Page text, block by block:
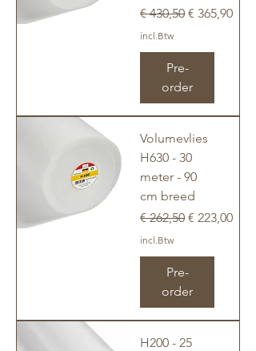
Normale prijs
€ 430,50 Verkoopprijs
€ 365,90
incl.Btw
Pre-
order
Volumevlies
H630 - 30
meter - 90
cm breed
Normale prijs
€ 262,50 Verkoopprijs
€ 223,00
incl.Btw
Pre-
order
H200 - 25